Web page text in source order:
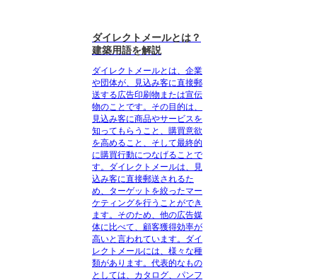
ダイレクトメールとは？
建築用語を解説
ダイレクトメールとは、企業
や団体が、見込み客に直接郵
送する広告印刷物または宣伝
物のことです。その目的は、
見込み客に商品やサービスを
知ってもらうこと、購買意欲
を高めること、そして最終的
に購買行動につなげることで
す。ダイレクトメールは、見
込み客に直接郵送されるた
め、ターゲットを絞ったマー
ケティングを行うことができ
ます。そのため、他の広告媒
体に比べて、顧客獲得効率が
高いと言われています。ダイ
レクトメールには、様々な種
類があります。代表的なもの
としては、カタログ、パンフ